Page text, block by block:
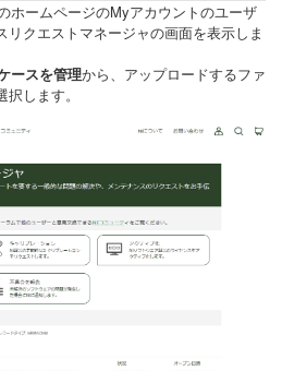
ホームページのMyアカウントのユーザ
クエストマネージャの画面を表示しま
ースを管理から、アップロードするファ
します。